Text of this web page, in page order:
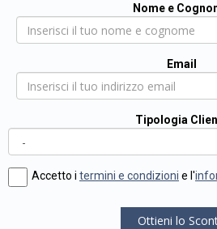
Nome e
Email
Tipologia
Accetto i termini e condizioni e l'
Ottieni lo